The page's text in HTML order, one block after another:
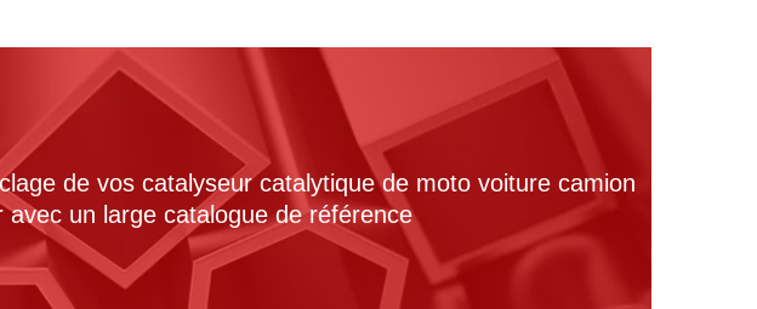
de vos catalyseur catalytique de moto voiture camion
un large catalogue de référence